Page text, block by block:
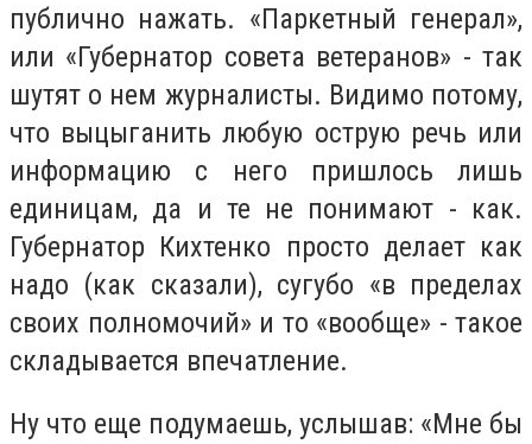
публично нажать. «Паркетный генерал»,
или «Губернатор совета ветеранов» - так
шутят о нем журналисты. Видимо потому,
что выцыганить любую острую речь или
информацию с него пришлось лишь
единицам, да и те не понимают - как.
Губернатор Кихтенко просто делает как
надо (как сказали), сугубо «в пределах
своих полномочий» и то «вообще» - такое
складывается впечатление.
Ну что еще подумаешь, услышав: «Мне бы